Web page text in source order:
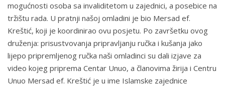
mogućnosti osoba sa invaliditetom u zajednici, a posebice na
tržištu rada. U pratnji našoj omladini je bio Mersad ef.
Kreštić, koji je koordinirao ovu posjetu. Po završetku ovog
druženja: prisustvovanja pripravljanju ručka i kušanja jako
lijepo pripremljenog ručka naši omladinci su dali izjave za
video kojeg priprema Centar Unuo, a članovima žirija i Centru
Unuo Mersad ef. Kreštić je u ime Islamske zajednice